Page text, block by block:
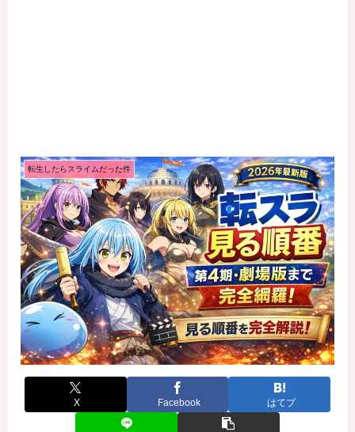
転生したらスライムだった件
X Facebook はてブ